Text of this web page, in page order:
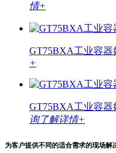
情+
GT75BXA工业容器
+
GT75BXA工业容器
询了解详情+
为客户提供不同的适合需求的现场解